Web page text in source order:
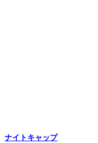
ナイトキャップ